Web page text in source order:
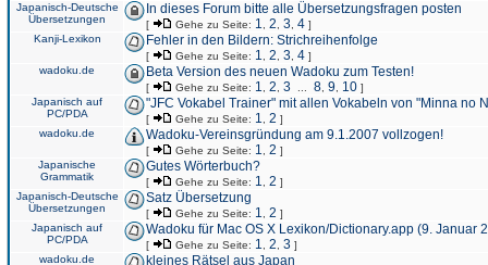
Japanisch-Deutsche
Übersetzungen
In dieses Forum bitte alle Übersetzungsfragen posten
[ Gehe zu Seite: 1 2 3 4 ]
Kanji-Lexikon
Fehler in den Bildern: Strichreihenfolge
[ Gehe zu Seite: 1 2 3 4 ]
wadoku.de
Beta Version des neuen Wadoku zum Testen!
[ Gehe zu Seite: 1 2 3 8 9 10 ]
Japanisch auf
PC/PDA
"JFC Vokabel Trainer" mit allen Vokabeln von "Minna no
[ Gehe zu Seite: 1 2 ]
wadoku.de
Wadoku-Vereinsgründung am 9.1.2007 vollzogen!
[ Gehe zu Seite: 1 2 ]
Japanische
Grammatik
Gutes Wörterbuch?
[ Gehe zu Seite: 1 2 ]
Japanisch-Deutsche
Übersetzungen
Satz Übersetzung
[ Gehe zu Seite: 1 2 ]
Japanisch auf
PC/PDA
Wadoku für Mac OS X Lexikon/Dictionary.app (9. Januar
[ Gehe zu Seite: 1 2 3 ]
wadoku.de
kleines Rätsel aus Japan